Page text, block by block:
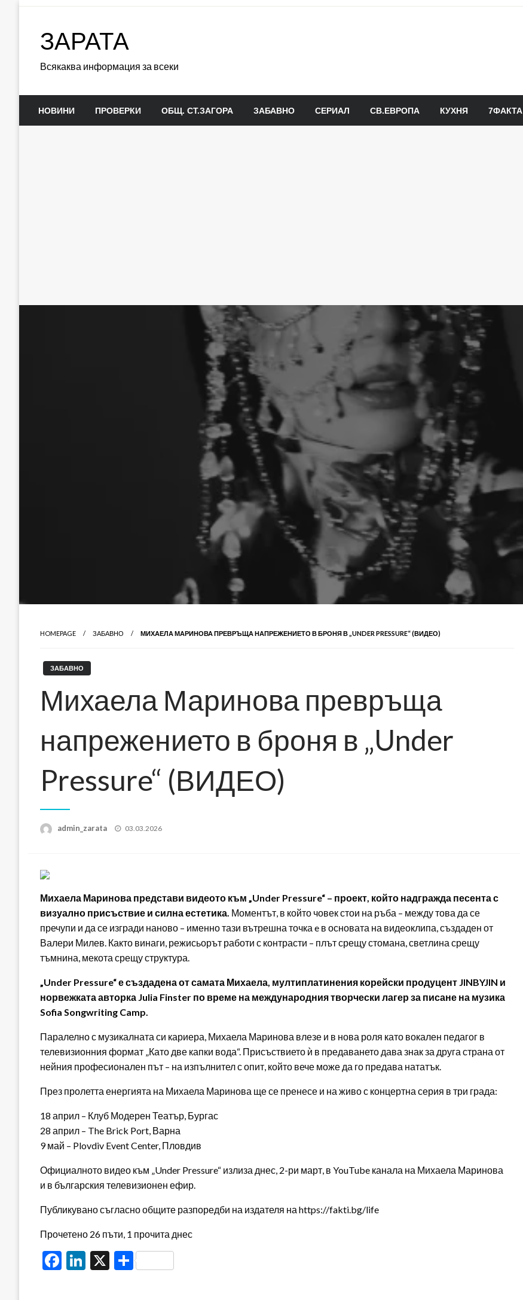
ЗАРАТА
Всякаква информация за всеки
НОВИНИ ПРОВЕРКИ ОБЩ. СТ.ЗАГОРА ЗАБАВНО СЕРИАЛ СВ.ЕВРОПА КУХНЯ 7ФАКТА
HOMEPAGE ЗАБАВНО МИХАЕЛА МАРИНОВА ПРЕВРЪЩА НАПРЕЖЕНИЕТО В БРОНЯ В „UNDER PRESSURE“ (ВИДЕО)
ЗАБАВНО
Михаела Маринова превръща
напрежението в броня в „Under
Pressure“ (ВИДЕО)
admin_zarata
Posted
03.03.2026
Михаела Маринова представи видеото към „Under Pressure“ – проект, който надгражда песента с
визуално присъствие и силна естетика. Моментът, в който човек стои на ръба – между това да се
пречупи и да се изгради наново – именно тази вътрешна точка e в основата на видеоклипа, създаден от
Валери Милев. Както винаги, режисьорът работи с контрасти – плът срещу стомана, светлина срещу
тъмнина, мекота срещу структура.
„Under Pressure“ е създадена от самата Михаела, мултиплатинения корейски продуцент JINBYJIN и
норвежката авторка Julia Finster по време на международния творчески лагер за писане на музика
Sofia Songwriting Camp.
Паралелно с музикалната си кариера, Михаела Маринова влезе и в нова роля като вокален педагог в
телевизионния формат „Като две капки вода“. Присъствието ѝ в предаването дава знак за друга страна от
нейния професионален път – на изпълнител с опит, който вече може да го предава нататък.
През пролетта енергията на Михаела Маринова ще се пренесе и на живо с концертна серия в три града:
18 април – Клуб Модерен Театър, Бургас
28 април – The Brick Port, Варна
9 май – Plovdiv Event Center, Пловдив
Официалното видео към „Under Pressure“ излиза днес, 2-ри март, в YouTube канала на Михаела Маринова
и в българския телевизионен ефир.
Публикувано съгласно общите разпоредби на издателя на https://fakti.bg/life
Прочетено 26 пъти, 1 прочита днес
Facebook
LinkedIn
X Share